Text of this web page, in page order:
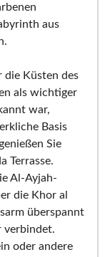
aus
die Küsten des
als wichtiger
war,
Basis
Sie
Terrasse.
Al-Ayjah-
die Khor al
überspannt
verbindet.
oder andere